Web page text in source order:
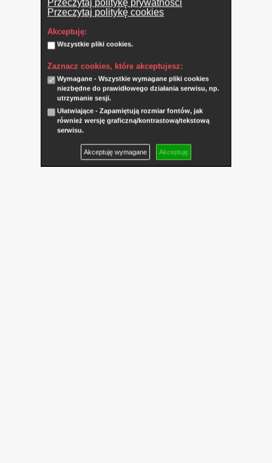
Przeczytaj politykę prywatności
Przeczytaj politykę cookies
Akceptuję:
Wszystkie pliki cookies.
Zaznacz cookies, które akceptujesz:
Wymagane - Wszystkie wymagane pliki cookies
niezbędne do prawidłowego działania serwisu, np.
utrzymanie sesji.
Ułatwiające - Zapamiętują rozmiar fontów, jak
również wersję graficzną/kontrastową/tekstową
serwisu.
Akceptuję wymagane Akceptuję